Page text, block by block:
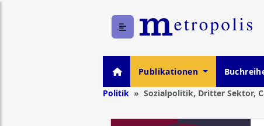
Publikationen
Politik
Sozialpolitik, Dritter Sektor,